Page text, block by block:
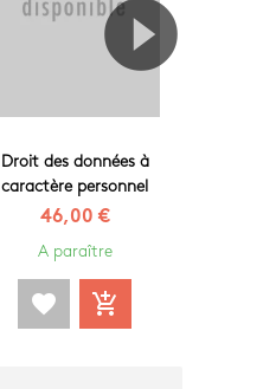
Droit des données à
caractère personnel
46,00 €
A paraître
favorite add_shopping_cart